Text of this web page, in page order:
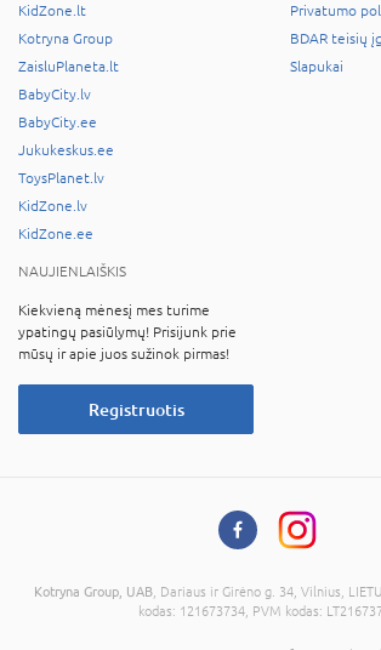
KidZone.lt
Kotryna Group
ZaisluPlaneta.lt
BabyCity.lv
BabyCity.ee
Jukukeskus.ee
ToysPlanet.lv
KidZone.lv
KidZone.ee
Privatumo
BDAR teisių
Slapukai
NAUJIENLAIŠKIS
Kiekvieną mėnesį mes turime
ypatingų pasiūlymų! Prisijunk prie
mūsų ir apie juos sužinok pirmas!
Registruotis
Kotryna Group, UAB , Dariaus ir Girėno g. 34, Vilnius,
kodas: 121673734, PVM kodas: